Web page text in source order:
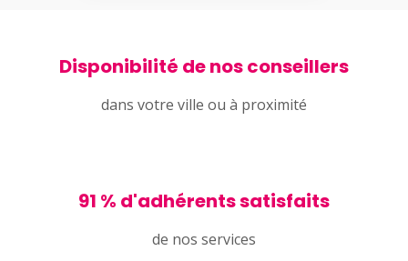
Disponibilité de nos conseillers
dans votre ville ou à proximité
91 % d'adhérents satisfaits
de nos services